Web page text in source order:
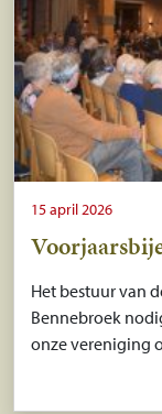
15 april 2026
Het bestuur van
Bennebroek
onze vereniging